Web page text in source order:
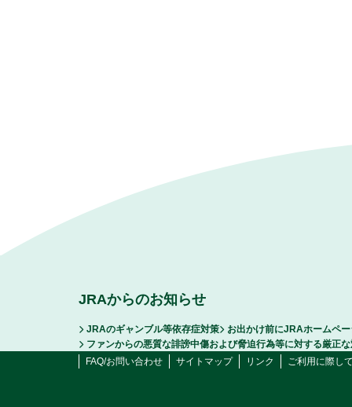
JRAからのお知らせ
JRAのギャンブル等依存症対策
お出かけ前にJRAホームペ
ファンからの悪質な誹謗中傷および脅迫行為等に対する厳正
FAQ/お問い合わせ
サイトマップ リンク ご利用に際し